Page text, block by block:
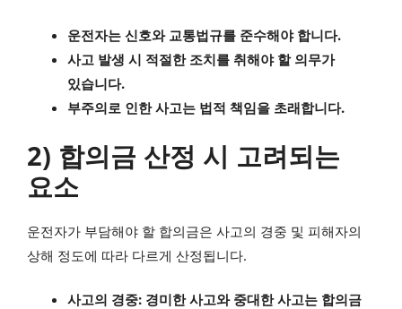
운전자는 신호와 교통법규를 준수해야 합니다.
사고 발생 시 적절한 조치를 취해야 할 의무가
있습니다.
부주의로 인한 사고는 법적 책임을 초래합니다.
2) 합의금 산정 시 고려되는
요소
운전자가 부담해야 할 합의금은 사고의 경중 및 피해자의
상해 정도에 따라 다르게 산정됩니다.
사고의 경중: 경미한 사고와 중대한 사고는 합의금